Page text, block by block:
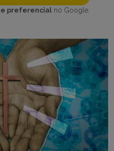
preferencialno Google.